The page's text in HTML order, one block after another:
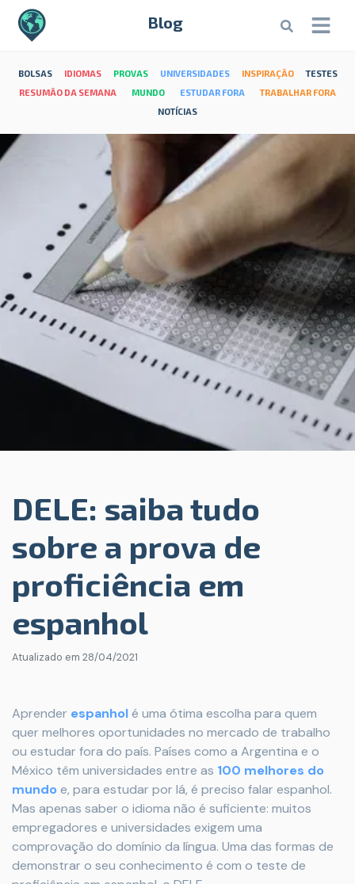
Blog
BOLSAS IDIOMAS PROVAS UNIVERSIDADES INSPIRAÇÃO
TESTES
RESUMÃO DA SEMANA
MUNDO ESTUDAR FORA
TRABALHAR FORA
NOTÍCIAS
DELE: saiba tudo
sobre a prova de
proficiência em
espanhol
Atualizado em 28/04/2021
Aprender espanholé uma ótima escolha para quem
quer melhores oportunidades no mercado de trabalho
ou estudar fora do país. Países como a Argentina e o
México têm universidades entre as 100 melhores do
mundo e, para estudar por lá, é preciso falar espanhol.
Mas apenas saber o idioma não é suficiente: muitos
empregadores e universidades exigem uma
comprovação do domínio da língua. Uma das formas de
demonstrar o seu conhecimento é com o teste de